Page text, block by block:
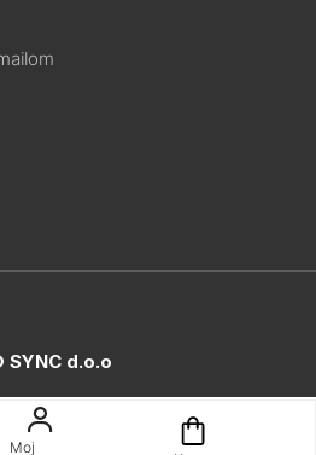
Moj
d.o.o